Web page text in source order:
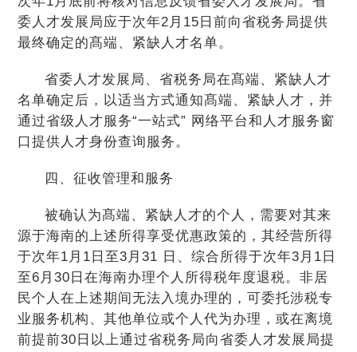
委人才发展局应于次年2月15日前向省税务局提供
最终确定的髙端、紧缺人才名单。
省委人才发展局、省税务局在髙端、紧缺人才
名单确定后，以适当方式通知髙端、紧缺人才，并
通过省级人才服务“一站式” 网络平台和人才服务窗
口提供人才身份查询服务。
四、征收管理和服务
被确认为髙端、紧缺人才的个人，需要对其来
源于海南的上述所得享受优惠政策的，其经营所得
于次年1月1日至3月31 日、综合所得于次年3月1日
至6月30日在海南办理个人所得税年度退税。非居
民个人在上述期间无法入境办理的，可委托涉税专
业服务机构、其他单位或个人代为办理，或在离境
前提前30日以上通过省税务局向省委人才发展局提